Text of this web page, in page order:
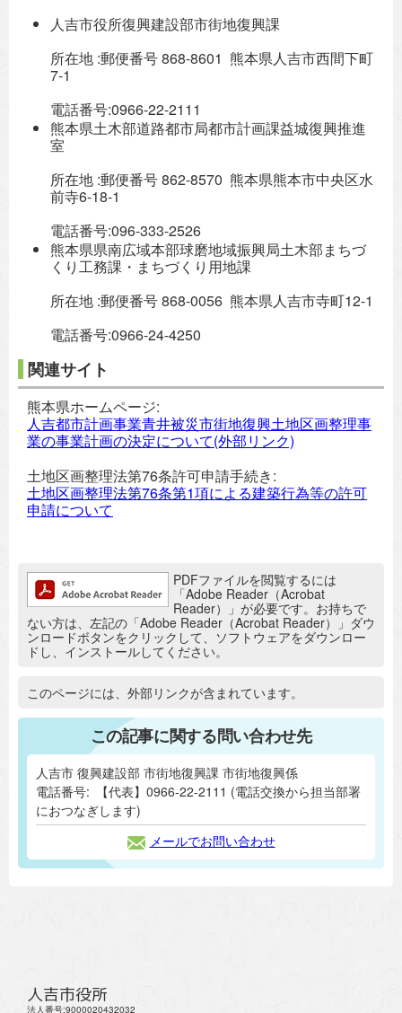
人吉市役所復興建設部市街地復興課
所在地 :郵便番号 868-8601 熊本県人吉市西間下町
7-1
電話番号:0966-22-2111
熊本県土木部道路都市局都市計画課益城復興推進
室
所在地 :郵便番号 862-8570 熊本県熊本市中央区水
前寺6-18-1
電話番号:096-333-2526
熊本県県南広域本部球磨地域振興局土木部まちづ
くり工務課・まちづくり用地課
所在地 :郵便番号 868-0056 熊本県人吉市寺町12-1
電話番号:0966-24-4250
関連サイト
熊本県ホームページ:
人吉都市計画事業青井被災市街地復興土地区画整理事
業の事業計画の決定について(外部リンク)
土地区画整理法第76条許可申請手続き:
土地区画整理法第76条第1項による建築行為等の許可
申請について
追加情報：PDFファイルPDFファイルを閲覧するには
「Adobe Reader（Acrobat
Reader）」が必要です。お持ちで
ない方は、左記の「Adobe Reader（Acrobat Reader）」ダウ
ンロードボタンをクリックして、ソフトウェアをダウンロー
ドし、インストールしてください。
追加情報：外部リンク
このページには、外部リンクが含まれています。
この記事に関する問い合わせ先
人吉市 復興建設部 市街地復興課 市街地復興係
電話番号:
【代表】0966-22-2111 (電話交換から担当部署
におつなぎします)
メールでお問い合わせ
人吉市役所
法人番号:9000020432032